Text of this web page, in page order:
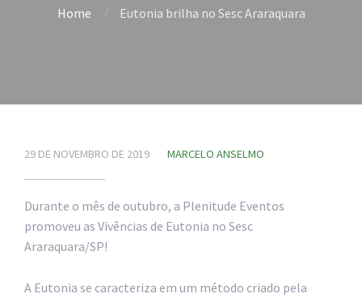
Home Eutonia brilha no Sesc Araraquara
29 DE NOVEMBRO DE 2019 MARCELO ANSELMO
Durante o mês de outubro, a Plenitude Eventos
promoveu as Vivências de Eutonia no Sesc
Araraquara/SP!
A Eutonia se caracteriza em um método criado pela